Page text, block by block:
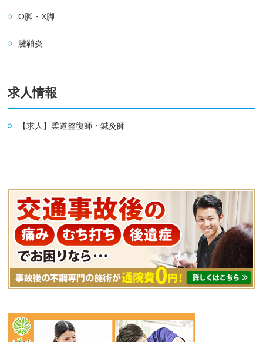
O脚・X脚
腱鞘炎
求人情報
【求人】柔道整復師・鍼灸師